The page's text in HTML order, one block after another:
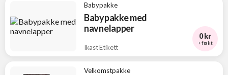
Babypakke
Babypakke med
navnelapper
Ikast Etikett
0 kr
+ frakt
Velkomstpakke